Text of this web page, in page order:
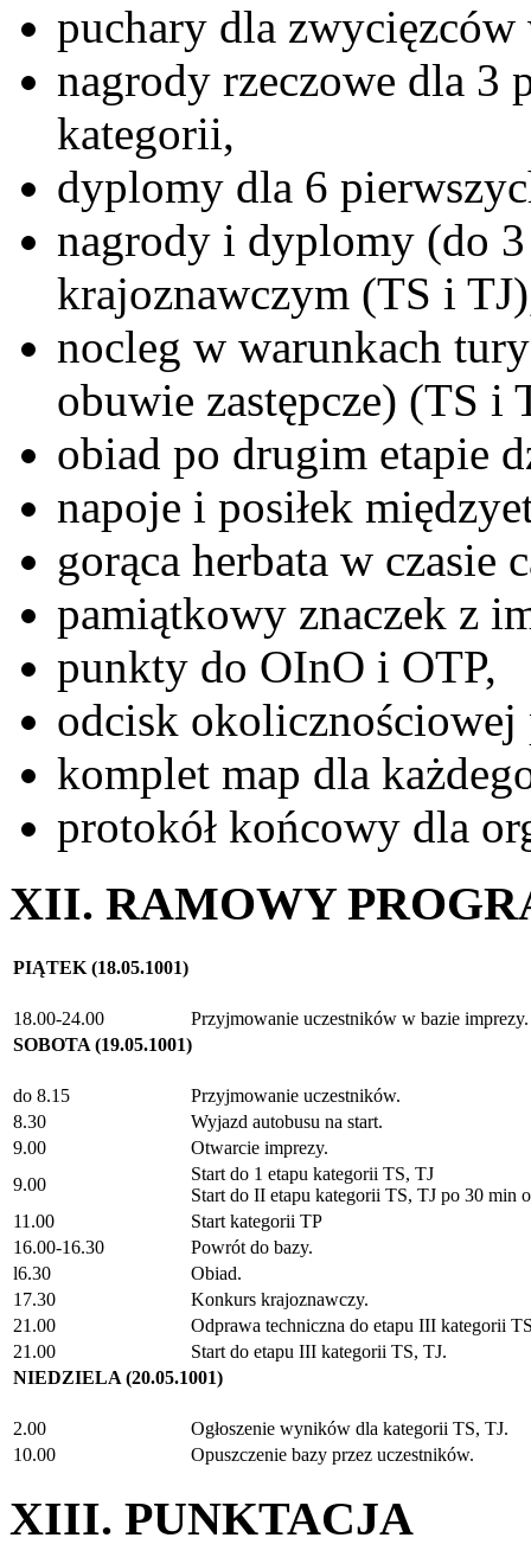
puchary dla
nagrody rzeczowe dla 3
kategorii,
dyplomy dla 6
nagrody i dyplomy (do
krajoznawczym (TS i
nocleg w warunkach
obuwie zastępcze) (TS i
obiad po drugim etapie
napoje i posiłek
gorąca herbata w czasie
pamiątkowy znaczek z
punkty do OInO i OTP,
odcisk okolicznościowej
komplet map dla
protokół końcowy dla
XII. RAMOWY
PIĄTEK (18.05.1001)
18.00-24.00
Przyjmowanie uczestników w bazie imprezy.
SOBOTA (19.05.1001)
do 8.15
Przyjmowanie uczestników.
8.30
Wyjazd autobusu na start.
9.00
Otwarcie imprezy.
9.00
Start do 1 etapu kategorii TS, TJ
Start do II etapu kategorii TS, TJ po 30 min
11.00
Start kategorii TP
16.00-16.30
Powrót do bazy.
l6.30
Obiad.
17.30
Konkurs krajoznawczy.
21.00
Odprawa techniczna do etapu III kategorii
21.00
Start do etapu III kategorii TS, TJ.
NIEDZIELA (20.05.1001)
2.00
Ogłoszenie wyników dla kategorii TS, TJ.
10.00
Opuszczenie bazy przez uczestników.
XIII. PUNKTACJA